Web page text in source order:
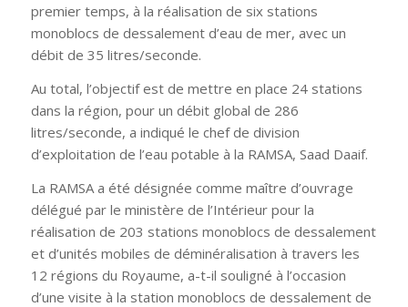
premier temps, à la réalisation de six stations
monoblocs de dessalement d’eau de mer, avec un
débit de 35 litres/seconde.
Au total, l’objectif est de mettre en place 24 stations
dans la région, pour un débit global de 286
litres/seconde, a indiqué le chef de division
d’exploitation de l’eau potable à la RAMSA, Saad Daaif.
La RAMSA a été désignée comme maître d’ouvrage
délégué par le ministère de l’Intérieur pour la
réalisation de 203 stations monoblocs de dessalement
et d’unités mobiles de déminéralisation à travers les
12 régions du Royaume, a-t-il souligné à l’occasion
d’une visite à la station monoblocs de dessalement de